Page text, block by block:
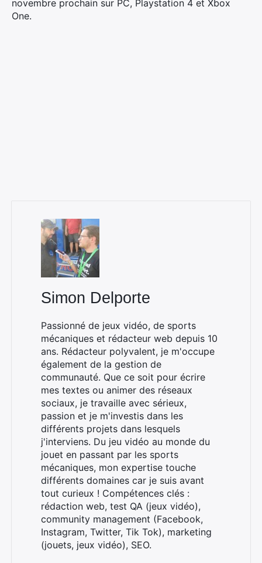
novembre prochain sur PC, Playstation 4 et Xbox
One.
Simon Delporte
Passionné de jeux vidéo, de sports
mécaniques et rédacteur web depuis 10
ans. Rédacteur polyvalent, je m'occupe
également de la gestion de
communauté. Que ce soit pour écrire
mes textes ou animer des réseaux
sociaux, je travaille avec sérieux,
passion et je m'investis dans les
différents projets dans lesquels
j'interviens. Du jeu vidéo au monde du
jouet en passant par les sports
mécaniques, mon expertise touche
différents domaines car je suis avant
tout curieux ! Compétences clés :
rédaction web, test QA (jeux vidéo),
community management (Facebook,
Instagram, Twitter, Tik Tok), marketing
(jouets, jeux vidéo), SEO.